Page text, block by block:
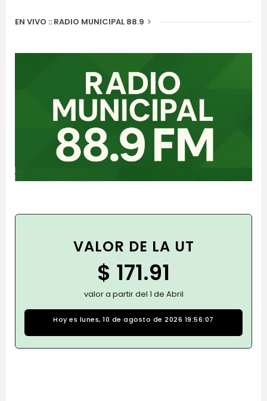
EN VIVO :: RADIO MUNICIPAL 88.9
VALOR DE LA UT
$ 171.91
valor a partir del 1 de Abril
Hoy es lunes, 10 de agosto de 2026 19:56:07